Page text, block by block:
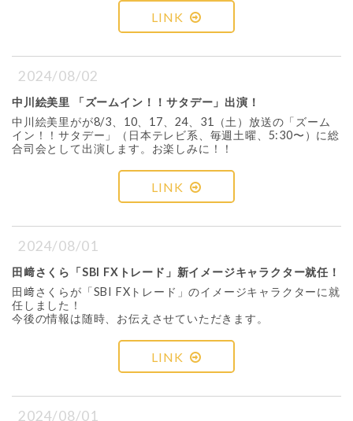
LINK
2024/08/02
中川絵美里 「ズームイン！！サタデー」出演！
中川絵美里がが8/3、10、17、24、31（土）放送の「ズーム
イン！！サタデー」（日本テレビ系、毎週土曜、5:30〜）に総
合司会として出演します。お楽しみに！！
LINK
2024/08/01
田﨑さくら「SBI FXトレード」新イメージキャラクター就任！
田﨑さくらが「SBI FXトレード」のイメージキャラクターに就
任しました！
今後の情報は随時、お伝えさせていただきます。
LINK
2024/08/01